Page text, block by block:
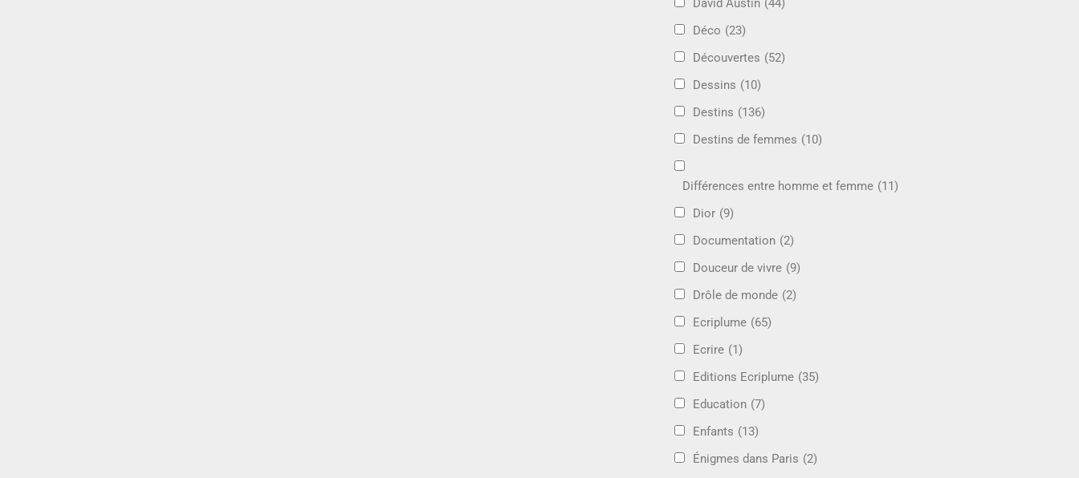
David Austin (44)
Déco (23)
Découvertes (52)
Dessins (10)
Destins (136)
Destins de femmes (10)
Différences entre homme et femme (11)
Dior (9)
Documentation (2)
Douceur de vivre (9)
Drôle de monde (2)
Ecriplume (65)
Ecrire (1)
Editions Ecriplume (35)
Education (7)
Enfants (13)
Énigmes dans Paris (2)